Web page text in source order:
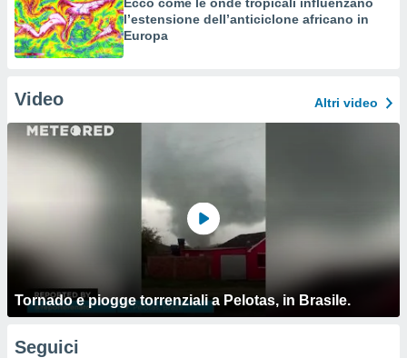
l’estensione dell’anticiclone africano in
Europa
Video Altri video
Tornado e piogge torrenziali a Pelotas, in Brasile.
Seguici